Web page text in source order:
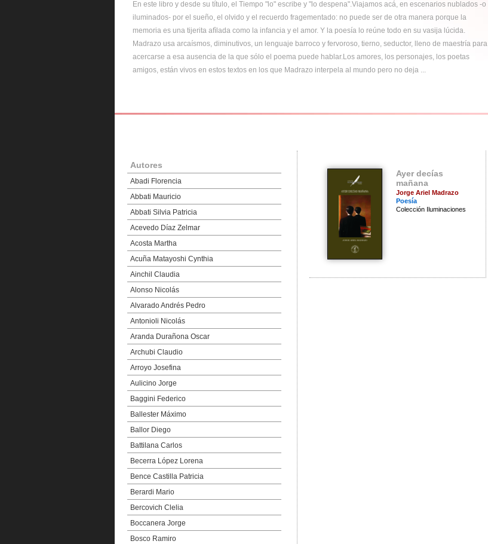
En este libro y desde su título, el Tiempo "lo" escribe y "lo despena".Viajamos acá, en escenarios nublados -o
iluminados- por el sueño, el olvido y el recuerdo fragementado: no puede ser de otra manera porque la
memoria es una tijerita afìlada como la infancia y el amor. Y la poesía lo reúne todo en su vasija lúcida.
Madrazo usa arcaísmos, diminutivos, un lenguaje barroco y fervoroso, tierno, seductor, lleno de maestría para
acercarse a esa ausencia de la que sólo el poema puede hablar.Los amores, los personajes, los poetas
amigos, están vivos en estos textos en los que Madrazo interpela al mundo pero no deja ...
Autores
Abadi Florencia
Abbati Mauricio
Abbati Silvia Patricia
Acevedo Díaz Zelmar
Acosta Martha
Acuña Matayoshi Cynthia
Ainchil Claudia
Alonso Nicolás
Alvarado Andrés Pedro
Antonioli Nicolás
Aranda Durañona Oscar
Archubi Claudio
Arroyo Josefina
Aulicino Jorge
Baggini Federico
Ballester Máximo
Ballor Diego
Battilana Carlos
Becerra López Lorena
Bence Castilla Patricia
Berardi Mario
Bercovich Clelia
Boccanera Jorge
Bosco Ramiro
Ayer decías
mañana
Jorge Ariel Madrazo
Poesía
Colección Iluminaciones